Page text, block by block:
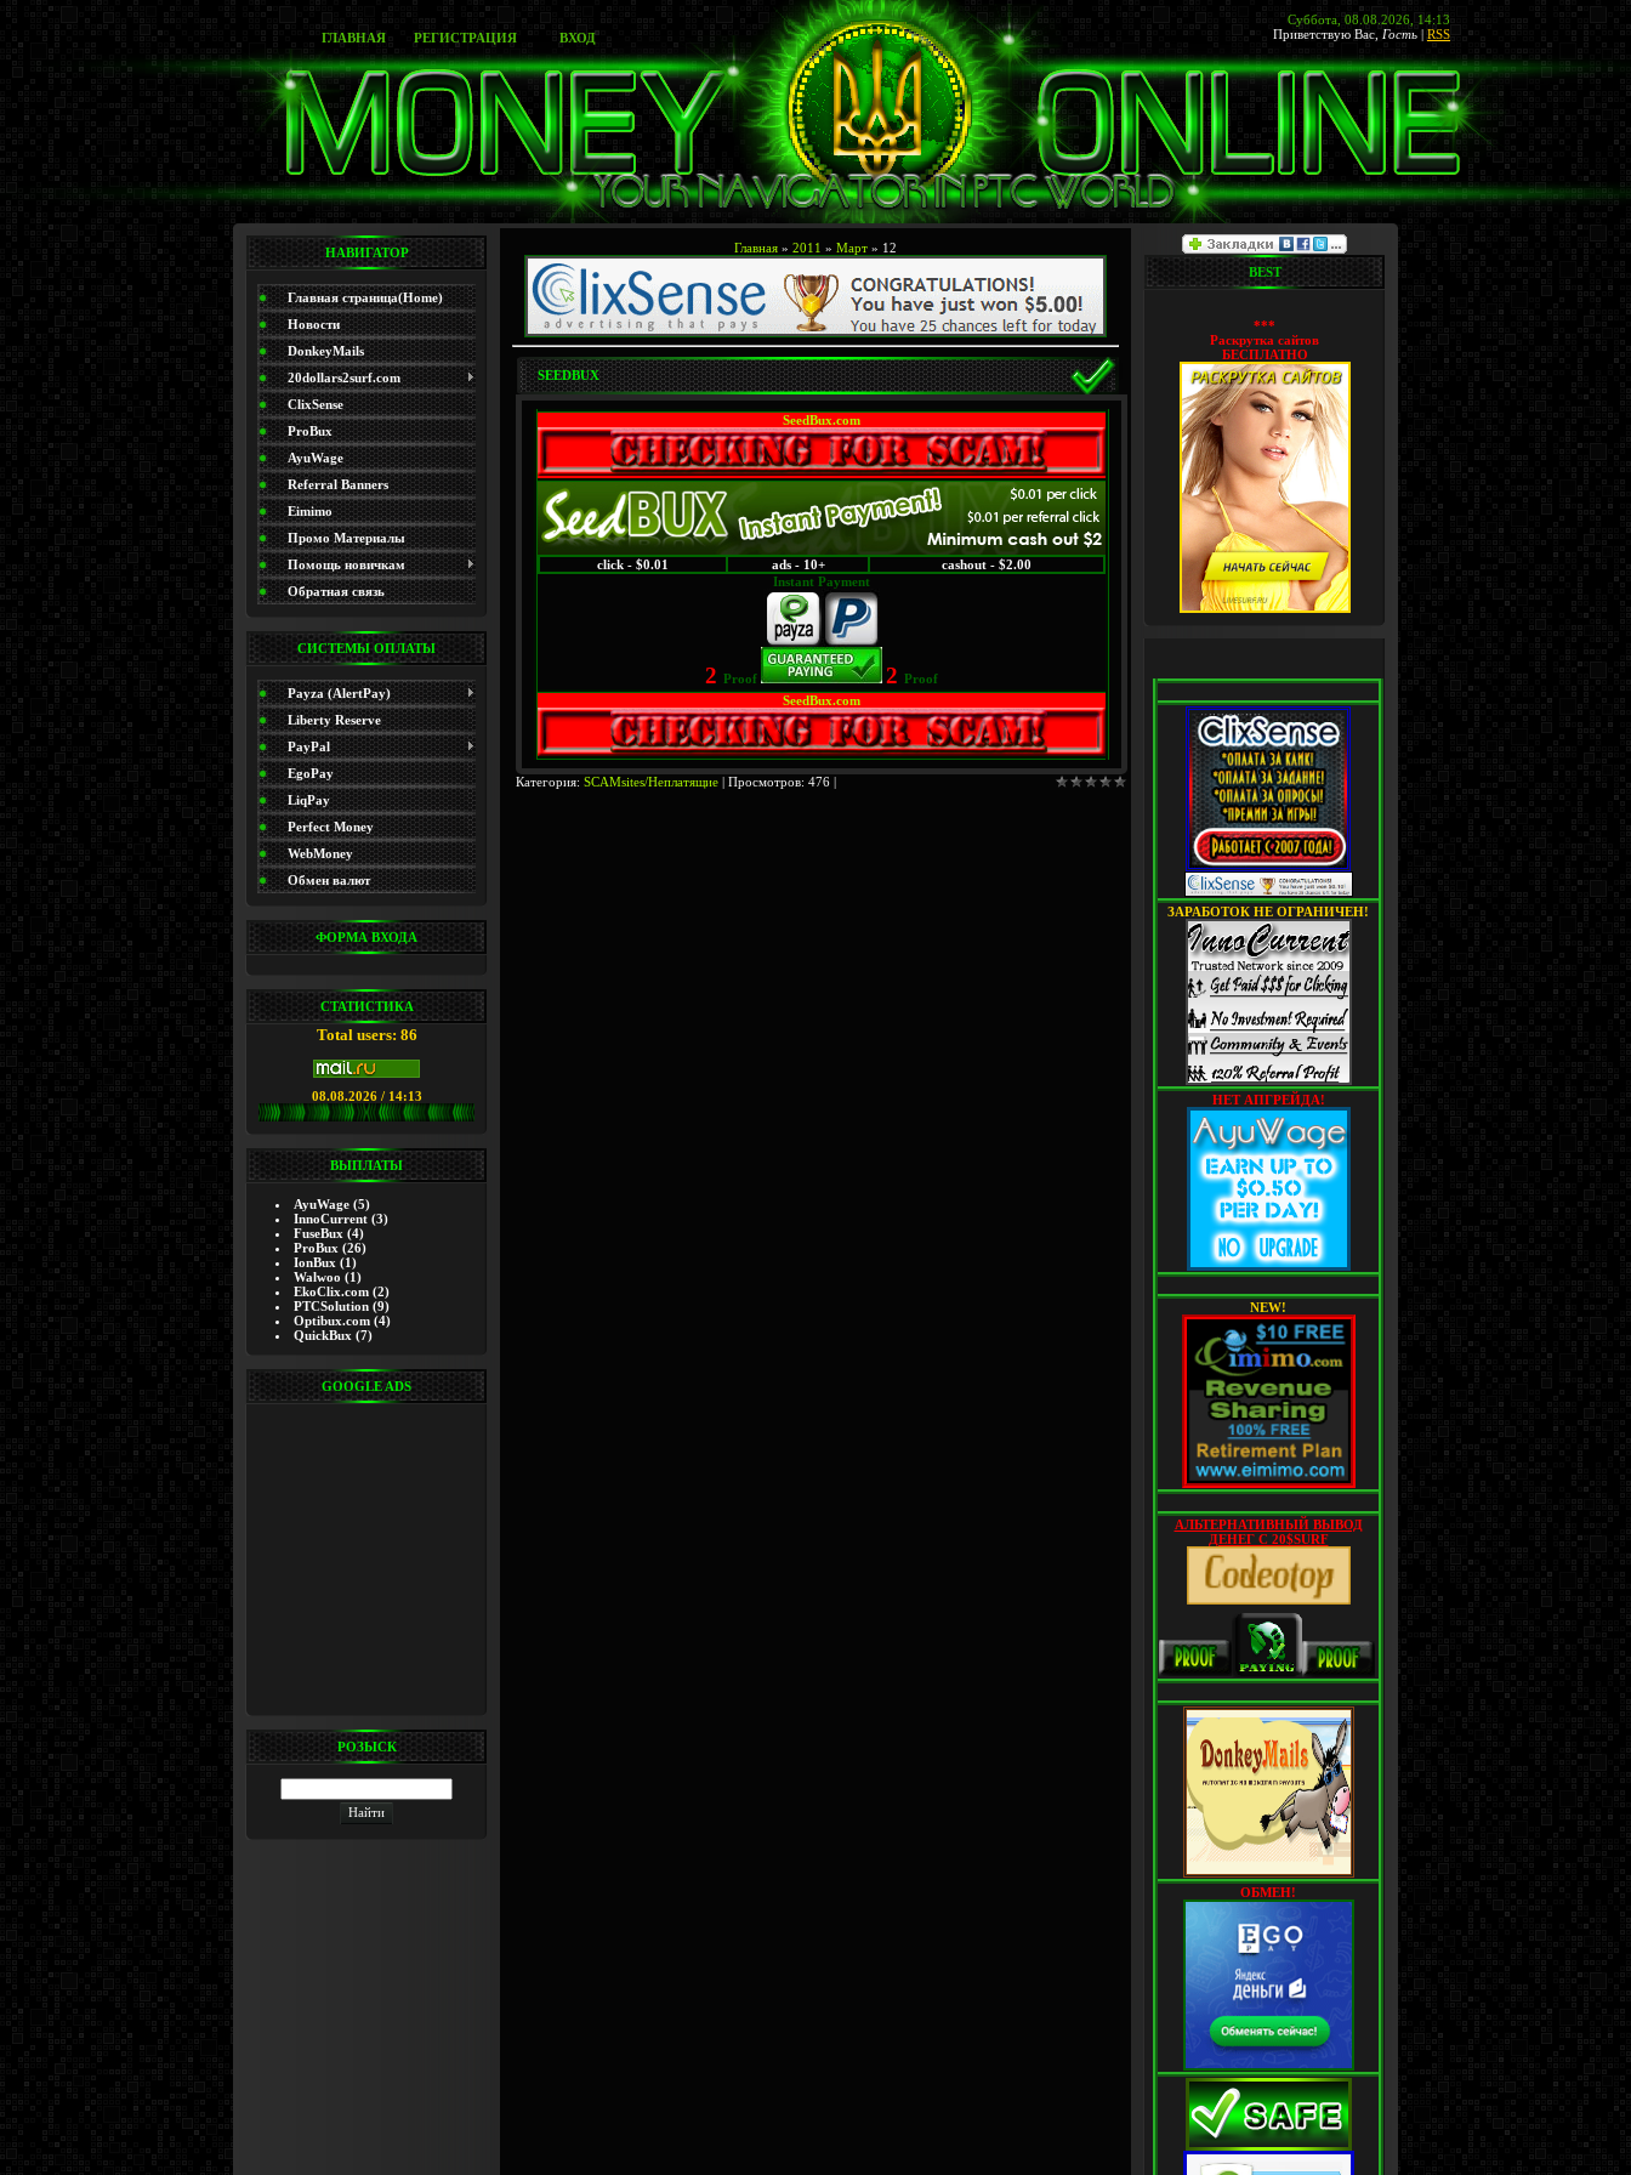
ГЛАВНАЯ РЕГИСТРАЦИЯ ВХОД
Суббота, 08.08.2026, 14:13
Приветствую Вас Гость | RSS
НАВИГАТОР
Главная страница(Home)
Новости
DonkeyMails
20dollars2surf.com
ClixSense
ProBux
AyuWage
Referral Banners
Eimimo
Промо Материалы
(Promo)Помощь новичкам
Обратная связь
СИСТЕМЫ ОПЛАТЫ
Payza (AlertPay)
Liberty Reserve
PayPal
EgoPay
LiqPay
Perfect Money
WebMoney
Обмен валют
ФОРМА ВХОДА
СТАТИСТИКА
Total users: 86
08.08.2026 / 14:13
ВЫПЛАТЫ
AyuWage (5)
InnoCurrent (3)
FuseBux (4)
ProBux (26)
IonBux (1)
Walwoo (1)
EkoClix.com (2)
PTCSolution (9)
Optibux.com (4)
QuickBux (7)
GOOGLE ADS
РОЗЫСК
Главная » 2011 » Март » 12
SEEDBUX
SeedBux.com
click - $0.01 ads - 10+
cashout - $2.00
Instant Payment
2 Proof 2 Proof
SeedBux.com
Категория: SCAMsites/Неплатящие | Просмотров: 476 |
BEST
***
Раскрутка сайтов
БЕСПЛАТНО
ЗАРАБОТОК НЕ ОГРАНИЧЕН!
НЕТ АПГРЕЙДА!
NEW!
АЛЬТЕРНАТИВНЫЙ ВЫВОД
ДЕНЕГ С 20$SURF
ОБМЕН!